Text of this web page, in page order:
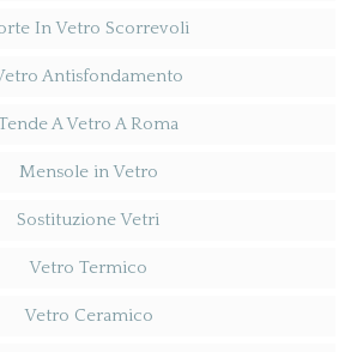
In Vetro Scorrevoli
Antisfondamento
A Vetro A Roma
Mensole in Vetro
Sostituzione Vetri
Vetro Termico
Vetro Ceramico